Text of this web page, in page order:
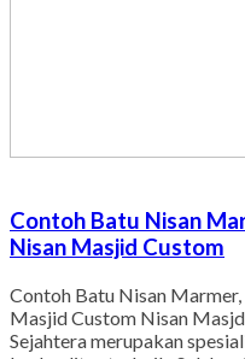
Contoh Batu Nisan
Nisan Masjid Custom
Contoh Batu Nisan
Masjid Custom Nisan
Sejahtera merupakan